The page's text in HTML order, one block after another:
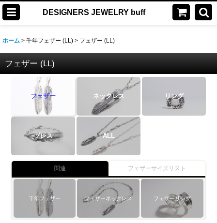
DESIGNERS JEWELRY buff
ホーム > 千年フェザー (LL) > フェザー (LL)
フェザー (LL)
フェザー ネックレス リング
ブレス ALL
関連 フェザーサイズリスト
千年フェザー フェザーネックレス フェザーリング